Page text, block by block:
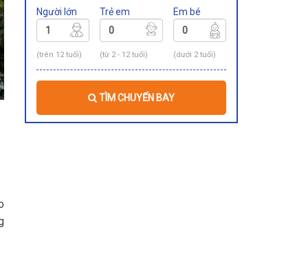
Người lớn
(trên 12 tuổi)
Trẻ em
(từ 2 - 12 tuổi)
Em bé
(dưới 2 tuổi)
TÌM CHUYẾN BAY